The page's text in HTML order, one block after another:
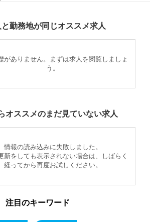
と勤務地が同じオススメ求人
がありません。まずは求人を閲覧しましょ
う。
オススメのまだ見ていない求人
情報の読み込みに失敗しました。
新をしても表示されない場合は、しばらく
経ってから再度お試しください。
注目のキーワード